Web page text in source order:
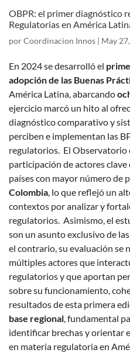
OBPR: el primer diagnóstico
Regulatorias en América
porCoordinacion Innos | May
En 2024 se desarrolló el
adopción de las Buenas
América Latina, abarcando
ejercicio marcó un hito al
diagnóstico comparativo y
perciben e implementan las
regulatorios. El Observatorio
participación de actores
países con mayor número de
Colombia, lo que reflejó un
contextos por analizar y
regulatorios. Asimismo, el
son un asunto exclusivo de
el contrario, su evaluación se
múltiples actores que
regulatorios y que aportan
sobre su funcionamiento,
resultados de esta primera
base regional, fundamental
identificar brechas y orientar
en materia regulatoria en